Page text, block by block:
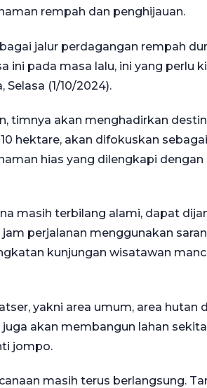
rempah dan penghijauan.
jalur perdagangan rempah
ini pada masa lalu, ini yang perlu
(1/10/2024).
timnya akan menghadirkan
hektare, akan difokuskan
hias yang dilengkapi
masih terbilang alami, dapat
jam perjalanan menggunakan
kunjungan wisatawan
yakni area umum, area hutan
akan membangun lahan
jompo.
masih terus berlangsung.